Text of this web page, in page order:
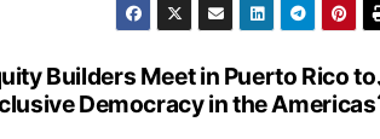
Builders Meet in Puerto Rico to
Democracy in the Americas